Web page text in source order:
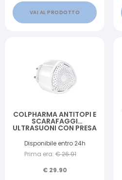
VAI AL PRODOTTO
COLPHARMA ANTITOPI E
SCARAFAGGI
ULTRASUONI CON PRESA
Disponibile entro 24h
Prima era: €26.91
€ 29.90